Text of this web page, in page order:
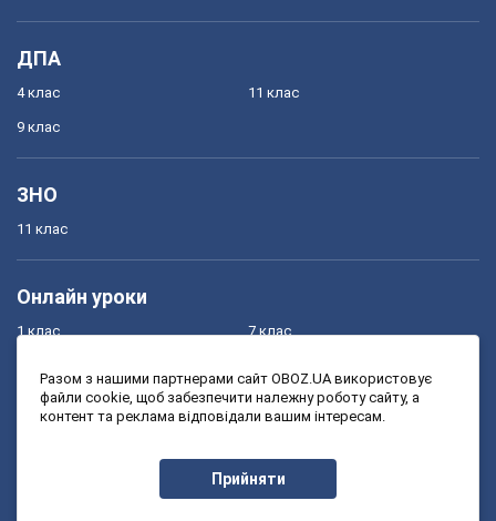
ДПА
4 клас
9 клас
11 клас
ЗНО
11 клас
Онлайн уроки
1 клас
3 клас
7 клас
9 клас
Разом з нашими партнерами сайт OBOZ.UA використовує
файли cookie, щоб забезпечити належну роботу сайту, а
контент та реклама відповідали вашим інтересам.
Прийняти